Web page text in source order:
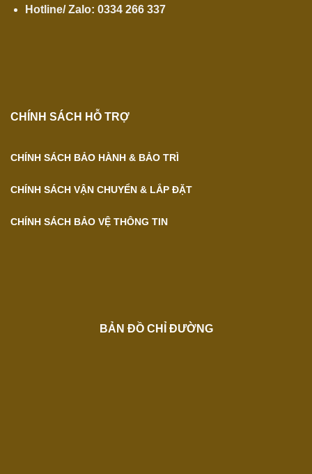
Hotline/ Zalo: 0334 266 337
CHÍNH SÁCH HỖ TRỢ
CHÍNH SÁCH BẢO HÀNH & BẢO TRÌ
CHÍNH SÁCH VẬN CHUYỂN & LẮP ĐẶT
CHÍNH SÁCH BẢO VỆ THÔNG TIN
BẢN ĐỒ CHỈ ĐƯỜNG